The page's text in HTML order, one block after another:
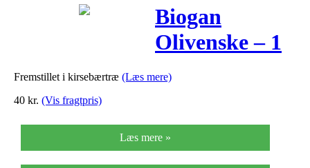
Biogan
Olivenske – 1
stk
Fremstillet i kirsebærtræ (Læs mere)
40 kr. (Vis fragtpris)
Læs mere »